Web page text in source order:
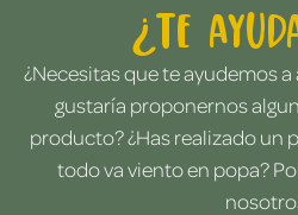
¿Te
¿Necesitas que te ayudemos a
gustaría proponernos
producto? ¿Has realizado un
todo va viento en popa?